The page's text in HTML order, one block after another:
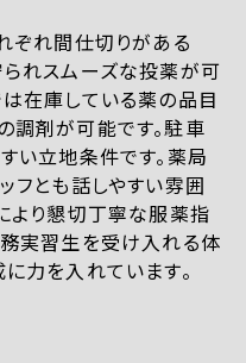
ぞれ間仕切りがある
れスムーズな投薬が可
在庫している薬の品目
調剤が可能です。駐車
い立地条件です。薬局
フとも話しやすい雰囲
より懇切丁寧な服薬指
実習生を受け入れる体
力を入れています。